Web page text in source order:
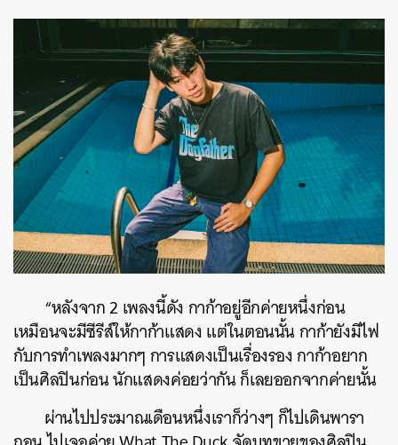
“หลังจาก 2 เพลงนี้ดัง กาก้าอยู่อีกค่ายหนึ่งก่อน
เหมือนจะมีซีรีส์ให้กาก้าแสดง แต่ในตอนนั้น กาก้ายังมีไฟ
กับการทำเพลงมากๆ การแสดงเป็นเรื่องรอง กาก้าอยาก
เป็นศิลปินก่อน นักแสดงค่อยว่ากัน ก็เลยออกจากค่ายนั้น
ผ่านไปประมาณเดือนหนึ่งเราก็ว่างๆ ก็ไปเดินพารา